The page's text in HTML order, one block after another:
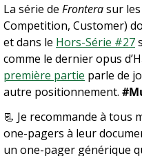
La série de Frontera sur
Competition, Customer)
et dans le Hors-Série #27
comme le dernier opus
première partie parle de
autre positionnement.
📃 Je recommande à tous
one-pagers à leur
un one-pager générique